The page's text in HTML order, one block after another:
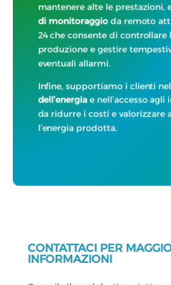
mantenere alte le prestazioni,
di monitoraggioda remoto
24 che consente di controllare
produzione e gestire
eventuali allarmi.
Infine, supportiamo i clienti
dell’energiae nell’accesso agli
da ridurre i costi e valorizzare
l’energia prodotta.
CONTATTACI PER
INFORMAZIONI